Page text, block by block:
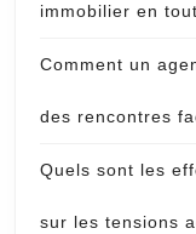
immobilier en
Comment un
des rencontres
Quels sont les
sur les tensions